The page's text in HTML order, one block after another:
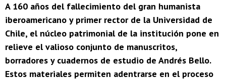
A 160 años del fallecimiento del gran humanista
iberoamericano y primer rector de la Universidad de
Chile, el núcleo patrimonial de la institución pone en
relieve el valioso conjunto de manuscritos,
borradores y cuadernos de estudio de Andrés Bello.
Estos materiales permiten adentrarse en el proceso